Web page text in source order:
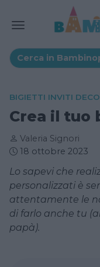
BIGIETTI INVITI
Crea il tuo
Valeria Signori
18 ottobre 2023
Lo sapevi che
personalizzati è
attentamente le
di farlo anche tu
papà).